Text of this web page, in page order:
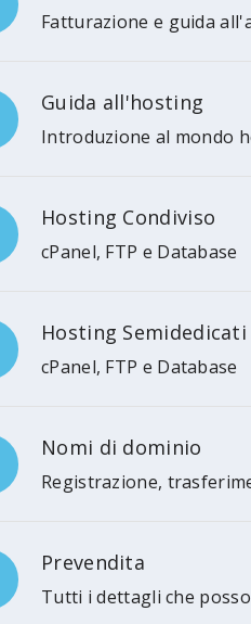
Fatturazione e guida
Guida all'hosting
Introduzione al mondo
Hosting Condiviso
cPanel, FTP e Database
Hosting Semidedicati
cPanel, FTP e Database
Nomi di dominio
Registrazione,
Prevendita
Tutti i dettagli che